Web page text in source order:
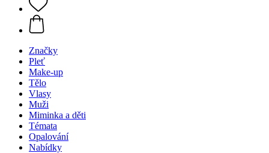
Značky
Pleť
Make-up
Tělo
Vlasy
Muži
Miminka a děti
Témata
Opalování
Nabídky